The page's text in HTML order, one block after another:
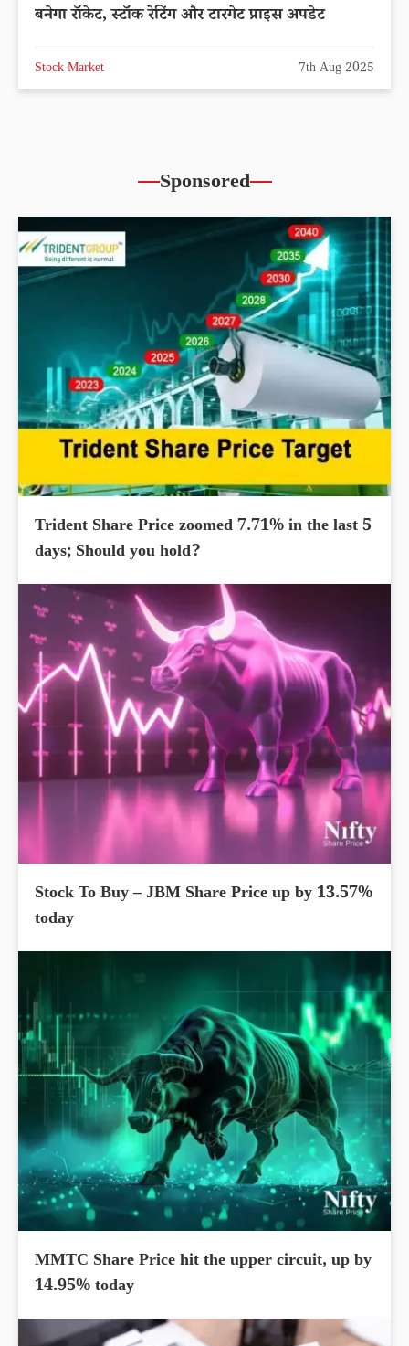
बनेगा रॉकेट, स्टॉक रेटिंग और टारगेट प्राइस अपडेट
Stock Market 7th Aug 2025
Sponsored
Trident Share Price zoomed 7.71% in the last 5
days; Should you hold?
Stock To Buy – JBM Share Price up by 13.57%
today
MMTC Share Price hit the upper circuit, up by
14.95% today